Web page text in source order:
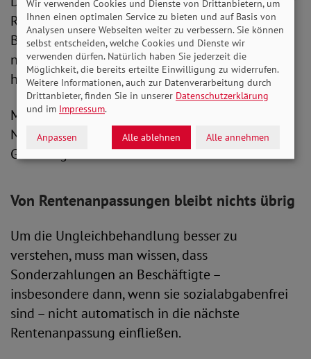
Rentenversicherung und der
Beamtenversorgung um zwei unterschiedliche,
nicht miteinander vergleichbare Systeme
handelt.
Mit seiner Forderung möchte der SoVD keine
Neiddebatte entfachen, sondern eine
Gerechtigkeitslücke schließen.
Von Rentenanpassungen bleibt nichts übrig
Um die Ungleichbehandlung besser zu
verstehen, muss man wissen, dass
Sonderzahlungen an Beschäftigte –
insbesondere dann, wenn sie sozialabgabenfrei
sind – nicht automatisch in die nächste
Rentenanpassung einfließen.
Wir verwenden Cookies und Dienste von Drittanbietern, um
Ihnen einen optimalen Service zu bieten und auf Basis von
Analysen unsere Webseiten weiter zu verbessern. Sie können
selbst entscheiden, welche Cookies und Dienste wir
verwenden dürfen. Natürlich haben Sie jederzeit die
Möglichkeit, die bereits erteilte Einwilligung zu widerrufen.
Weitere Informationen, auch zur Datenverarbeitung durch
Drittanbieter, finden Sie in unserer Datenschutzerklärung
und im Impressum.
Anpassen Alle ablehnen Alle annehmen